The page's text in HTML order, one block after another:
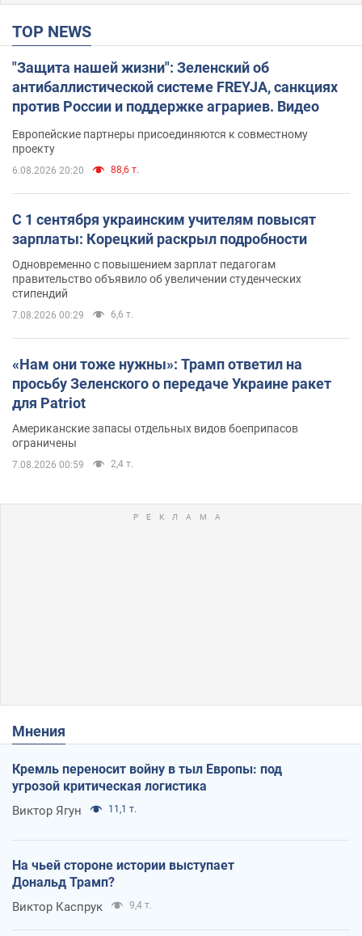
TOP NEWS
"Защита нашей жизни": Зеленский об
антибаллистической системе FREYJA, санкциях
против России и поддержке аграриев. Видео
Европейские партнеры присоединяются к совместному
проекту
6.08.2026 20:20 88,6 т.
С 1 сентября украинским учителям повысят
зарплаты: Корецкий раскрыл подробности
Одновременно с повышением зарплат педагогам
правительство объявило об увеличении студенческих
стипендий
7.08.2026 00:29 6,6 т.
«Нам они тоже нужны»: Трамп ответил на
просьбу Зеленского о передаче Украине ракет
для Patriot
Американские запасы отдельных видов боеприпасов
ограничены
7.08.2026 00:59 2,4 т.
Мнения
Кремль переносит войну в тыл Европы: под
угрозой критическая логистика
Виктор Ягун 11,1 т.
На чьей стороне истории выступает
Дональд Трамп?
Виктор Каспрук 9,4 т.